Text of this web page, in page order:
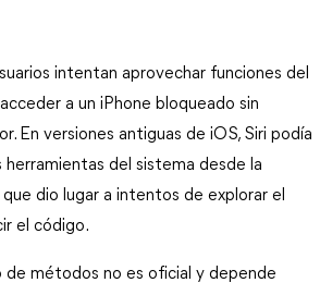
intentan aprovechar funciones del
a un iPhone bloqueado sin
En versiones antiguas de iOS, Siri podía
del sistema desde la
dio lugar a intentos de explorar el
el código.
de métodos no es oficial y depende